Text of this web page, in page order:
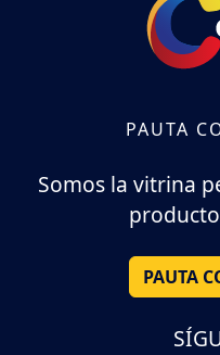
PAUTA
Somos la vitrina
PAUTA